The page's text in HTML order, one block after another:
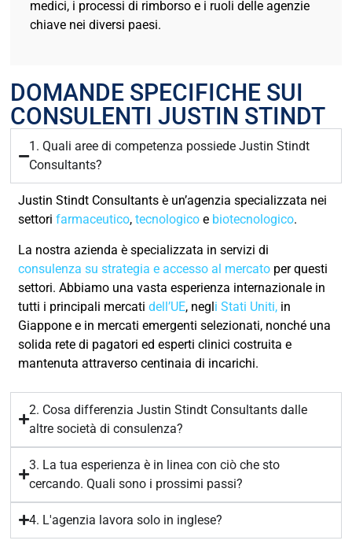
medici, i processi di rimborso e i ruoli delle agenzie
chiave nei diversi paesi.
DOMANDE SPECIFICHE SUI
CONSULENTI JUSTIN STINDT
1. Quali aree di competenza possiede Justin Stindt
Consultants?
Justin Stindt Consultants è un’agenzia specializzata nei
settori farmaceutico, tecnologico e biotecnologico.
La nostra azienda è specializzata in servizi di
consulenza su strategia e accesso al mercato per questi
settori. Abbiamo una vasta esperienza internazionale in
tutti i principali mercati dell’UE, negli Stati Uniti, in
Giappone e in mercati emergenti selezionati, nonché una
solida rete di pagatori ed esperti clinici costruita e
mantenuta attraverso centinaia di incarichi.
2. Cosa differenzia Justin Stindt Consultants dalle
altre società di consulenza?
3. La tua esperienza è in linea con ciò che sto
cercando. Quali sono i prossimi passi?
4. L'agenzia lavora solo in inglese?